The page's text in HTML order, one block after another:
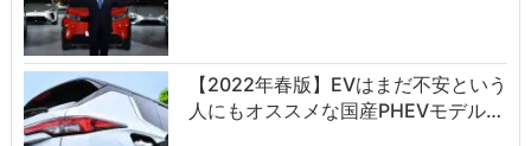
【2022年春版】EVはまだ不安という
人にもオススメな国産PHEVモデル…